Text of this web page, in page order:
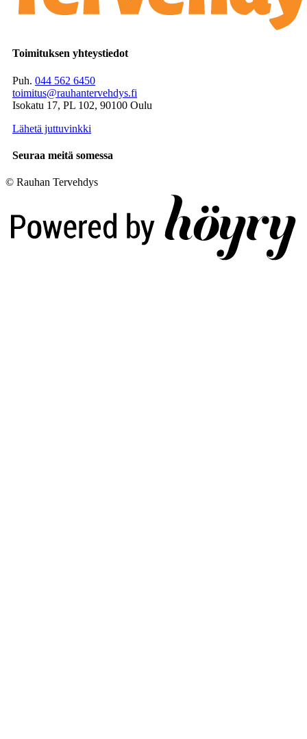
Toimituksen yhteystiedot
Puh. 044 562 6450
toimitus@rauhantervehdys.fi
Isokatu 17, PL 102, 90100 Oulu
Lähetä juttuvinkki
Seuraa meitä somessa
© Rauhan Tervehdys